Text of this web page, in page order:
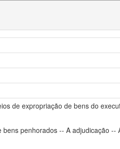
de expropriação de bens do
penhorados -- A adjudicação